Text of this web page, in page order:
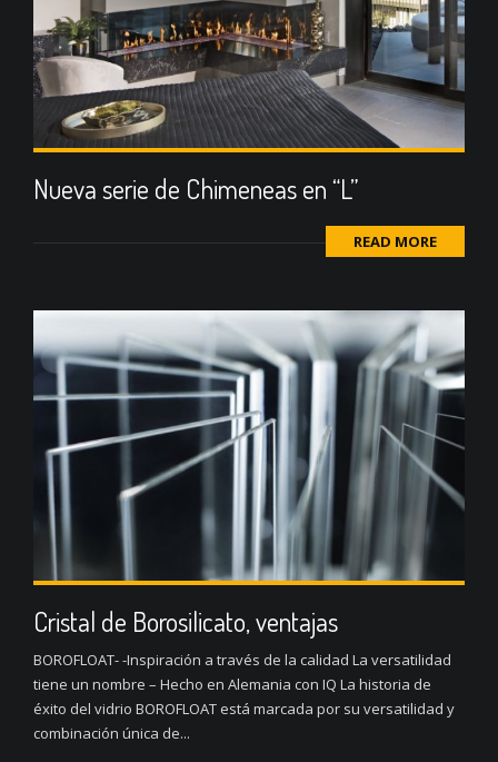
Nueva serie de Chimeneas en “L”
READ MORE
Cristal de Borosilicato, ventajas
BOROFLOAT- -Inspiración a través de la calidad La versatilidad
tiene un nombre – Hecho en Alemania con IQ La historia de
éxito del vidrio BOROFLOAT está marcada por su versatilidad y
combinación única de...